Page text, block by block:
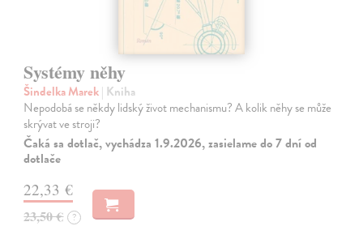
Systémy něhy
Šindelka Marek| Kniha
Nepodobá se někdy lidský život mechanismu? A kolik něhy se může
skrývat ve stroji?
Čaká sa dotlač, vychádza 1.9.2026, zasielame do 7 dní od
dotlače
22,33 €
23,50 € ?